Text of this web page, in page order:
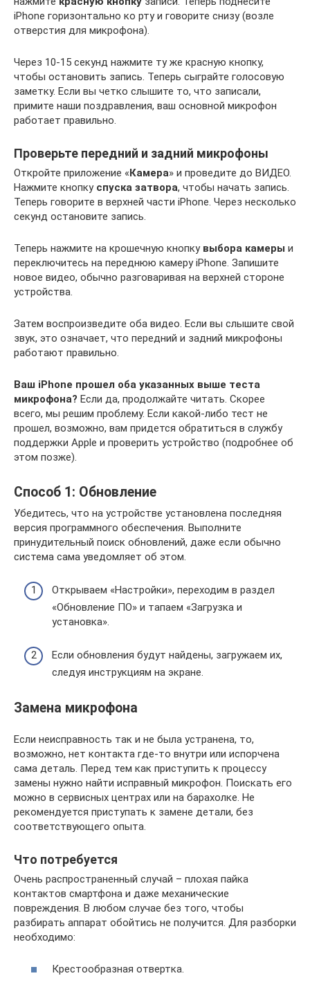
iPhone горизонтально ко рту и говорите снизу (возле
отверстия для микрофона).
Через 10-15 секунд нажмите ту же красную кнопку,
чтобы остановить запись. Теперь сыграйте голосовую
заметку. Если вы четко слышите то, что записали,
примите наши поздравления, ваш основной микрофон
работает правильно.
Проверьте передний и задний микрофоны
Откройте приложение «Камера» и проведите до ВИДЕО.
Нажмите кнопку спуска затвора, чтобы начать запись.
Теперь говорите в верхней части iPhone. Через несколько
секунд остановите запись.
Теперь нажмите на крошечную кнопку выбора камеры и
переключитесь на переднюю камеру iPhone. Запишите
новое видео, обычно разговаривая на верхней стороне
устройства.
Затем воспроизведите оба видео. Если вы слышите свой
звук, это означает, что передний и задний микрофоны
работают правильно.
Ваш iPhone прошел оба указанных выше теста
микрофона? Если да, продолжайте читать. Скорее
всего, мы решим проблему. Если какой-либо тест не
прошел, возможно, вам придется обратиться в службу
поддержки Apple и проверить устройство (подробнее об
этом позже).
Способ 1: Обновление
Убедитесь, что на устройстве установлена последняя
версия программного обеспечения. Выполните
принудительный поиск обновлений, даже если обычно
система сама уведомляет об этом.
Открываем «Настройки», переходим в раздел
«Обновление ПО» и тапаем «Загрузка и
установка».
Если обновления будут найдены, загружаем их,
следуя инструкциям на экране.
Замена микрофона
Если неисправность так и не была устранена, то,
возможно, нет контакта где-то внутри или испорчена
сама деталь. Перед тем как приступить к процессу
замены нужно найти исправный микрофон. Поискать его
можно в сервисных центрах или на барахолке. Не
рекомендуется приступать к замене детали, без
соответствующего опыта.
Что потребуется
Очень распространенный случай – плохая пайка
контактов смартфона и даже механические
повреждения. В любом случае без того, чтобы
разбирать аппарат обойтись не получится. Для разборки
необходимо:
Крестообразная отвертка.